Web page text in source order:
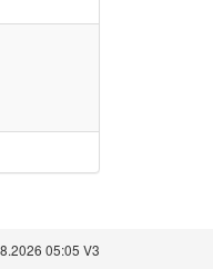
05:05 V3